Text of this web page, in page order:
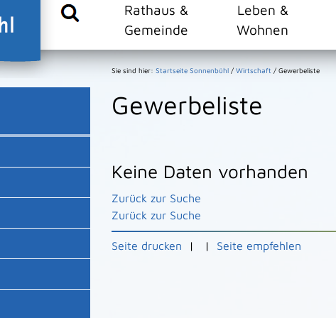
Rathaus &
Gemeinde
Leben &
Wohnen
Sie sind hier: Startseite Sonnenbühl / Wirtschaft / Gewerbeliste
Gewerbeliste
Keine Daten vorhanden
Zurück zur Suche
Zurück zur Suche
Seite drucken | | Seite empfehlen